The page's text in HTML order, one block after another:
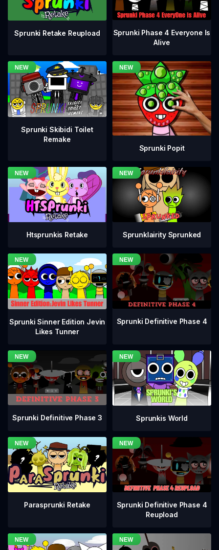
Sprunki Retake Reupload
Sprunki Phase 4 Everyone Is
Alive
Sprunki Skibidi Toilet
Remake
Sprunki Popit
Htsprunkis Retake Sprunklairity Sprunked
Sprunki Sinner Edition Jevin
Likes Tunner
Sprunki Definitive Phase 4
Sprunki Definitive Phase 3 Sprunkis World
Parasprunki Retake
Sprunki Definitive Phase 4
Reupload